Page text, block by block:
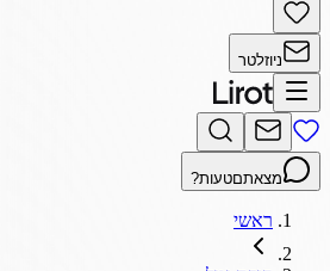
ניוזלטר
מצאתםטעות?
ראשי